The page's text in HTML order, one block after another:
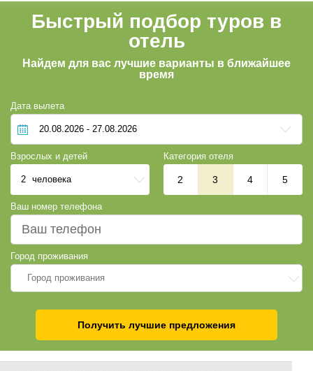
Быстрый подбор туров в
отель
Найдем для вас лучшие варианты в ближайшее
время
Дата вылета
Взрослых и детей
2 человека
Категория отеля
2 3 4 5
Ваш номер телефона
Город проживания
Город проживания
Получить лучшие предложения